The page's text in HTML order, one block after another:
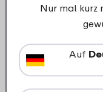
Deckel
500/750
Nur mal kurz
Auf